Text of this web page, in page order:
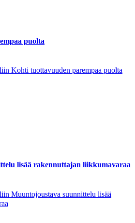
puolta
Kohti tuottavuuden parempaa puolta
lisää rakennuttajan liikkumavaraa
Muuntojoustava suunnittelu lisää